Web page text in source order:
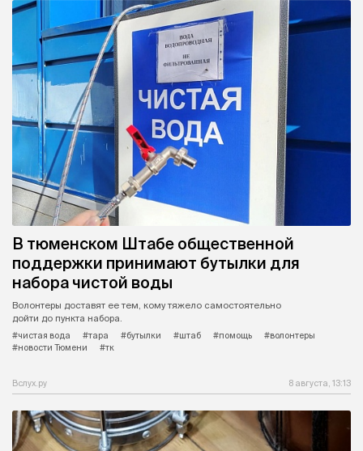
В тюменском Штабе общественной
поддержки принимают бутылки для
набора чистой воды
Волонтеры доставят ее тем, кому тяжело самостоятельно
дойти до пункта набора.
#чистая вода
#тара #бутылки #штаб #помощь
#волонтеры
#новости Тюмени
#тк
Вслух.ру 8 августа, 13:13